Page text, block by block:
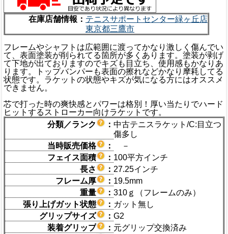
在庫店舗情報： テニスサポートセンター緑ヶ丘店
東京都三鷹市
フレームやシャフトは広範囲に渡ってかなり激しく傷んでい
て、表面塗装が削られてる箇所が多くあります。塗装が剥げ
て下地が出ておりますのでキズも目立ち、使用感もかなりあ
ります。トップバンパーも表面の擦れなどかなり摩耗してる
状態です。ラケットの状態やキズが気になる方にはオススメ
できません。
芯で打った時の爽快感とパワーは格別！厚い当たりでハード
ヒットするストローカー向けラケットです。
分類／ランク
： 中古テニスラケット/C:目立つ
傷多し
当時販売価格
：
－
フェイス面積
： 100平方インチ
長さ
： 27.25インチ
フレーム厚
： 19.5mm
重量
： 310ｇ（フレームのみ）
張り上げガット状態
： ガット無し
グリップサイズ
： G2
装着グリップ
： 元グリップ交換済み